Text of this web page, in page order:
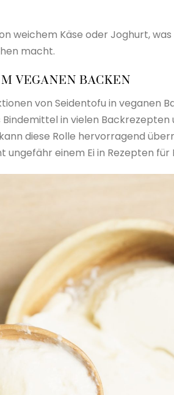
weichem Käse oder Joghurt,
macht.
VEGANEN BACKEN
von Seidentofu in veganen
in vielen
diese Rolle hervorragend
einem Ei in Rezepten für